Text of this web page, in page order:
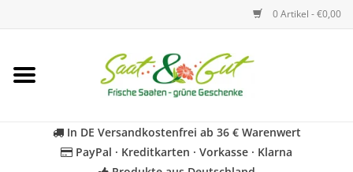
0 Artikel - €0,00
Startseite
In DE Versandkostenfrei ab 36 € Warenwert
PayPal · Kreditkarten · Vorkasse · Klarna